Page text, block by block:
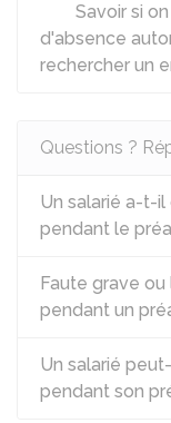
Savoir si
d'absence
rechercher un
Questions ?
Un salarié a-t-
pendant le
Faute grave
pendant un
Un salarié
pendant son